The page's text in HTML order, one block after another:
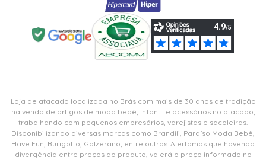
Loja de atacado localizada no Brás com mais de 30 anos de tradição
na venda de artigos de moda bebê, infantil e acessórios no atacado,
trabalhando com pequenos empresários, varejistas e sacoleiras.
Disponibilizando diversas marcas como Brandili, Paraíso Moda Bebê,
Have Fun, Burigotto, Galzerano, entre outras. Alertamos que havendo
divergência entre preços do produto, valerá o preço informado no